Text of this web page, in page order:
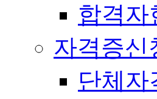
합격자
자격증신
단체자